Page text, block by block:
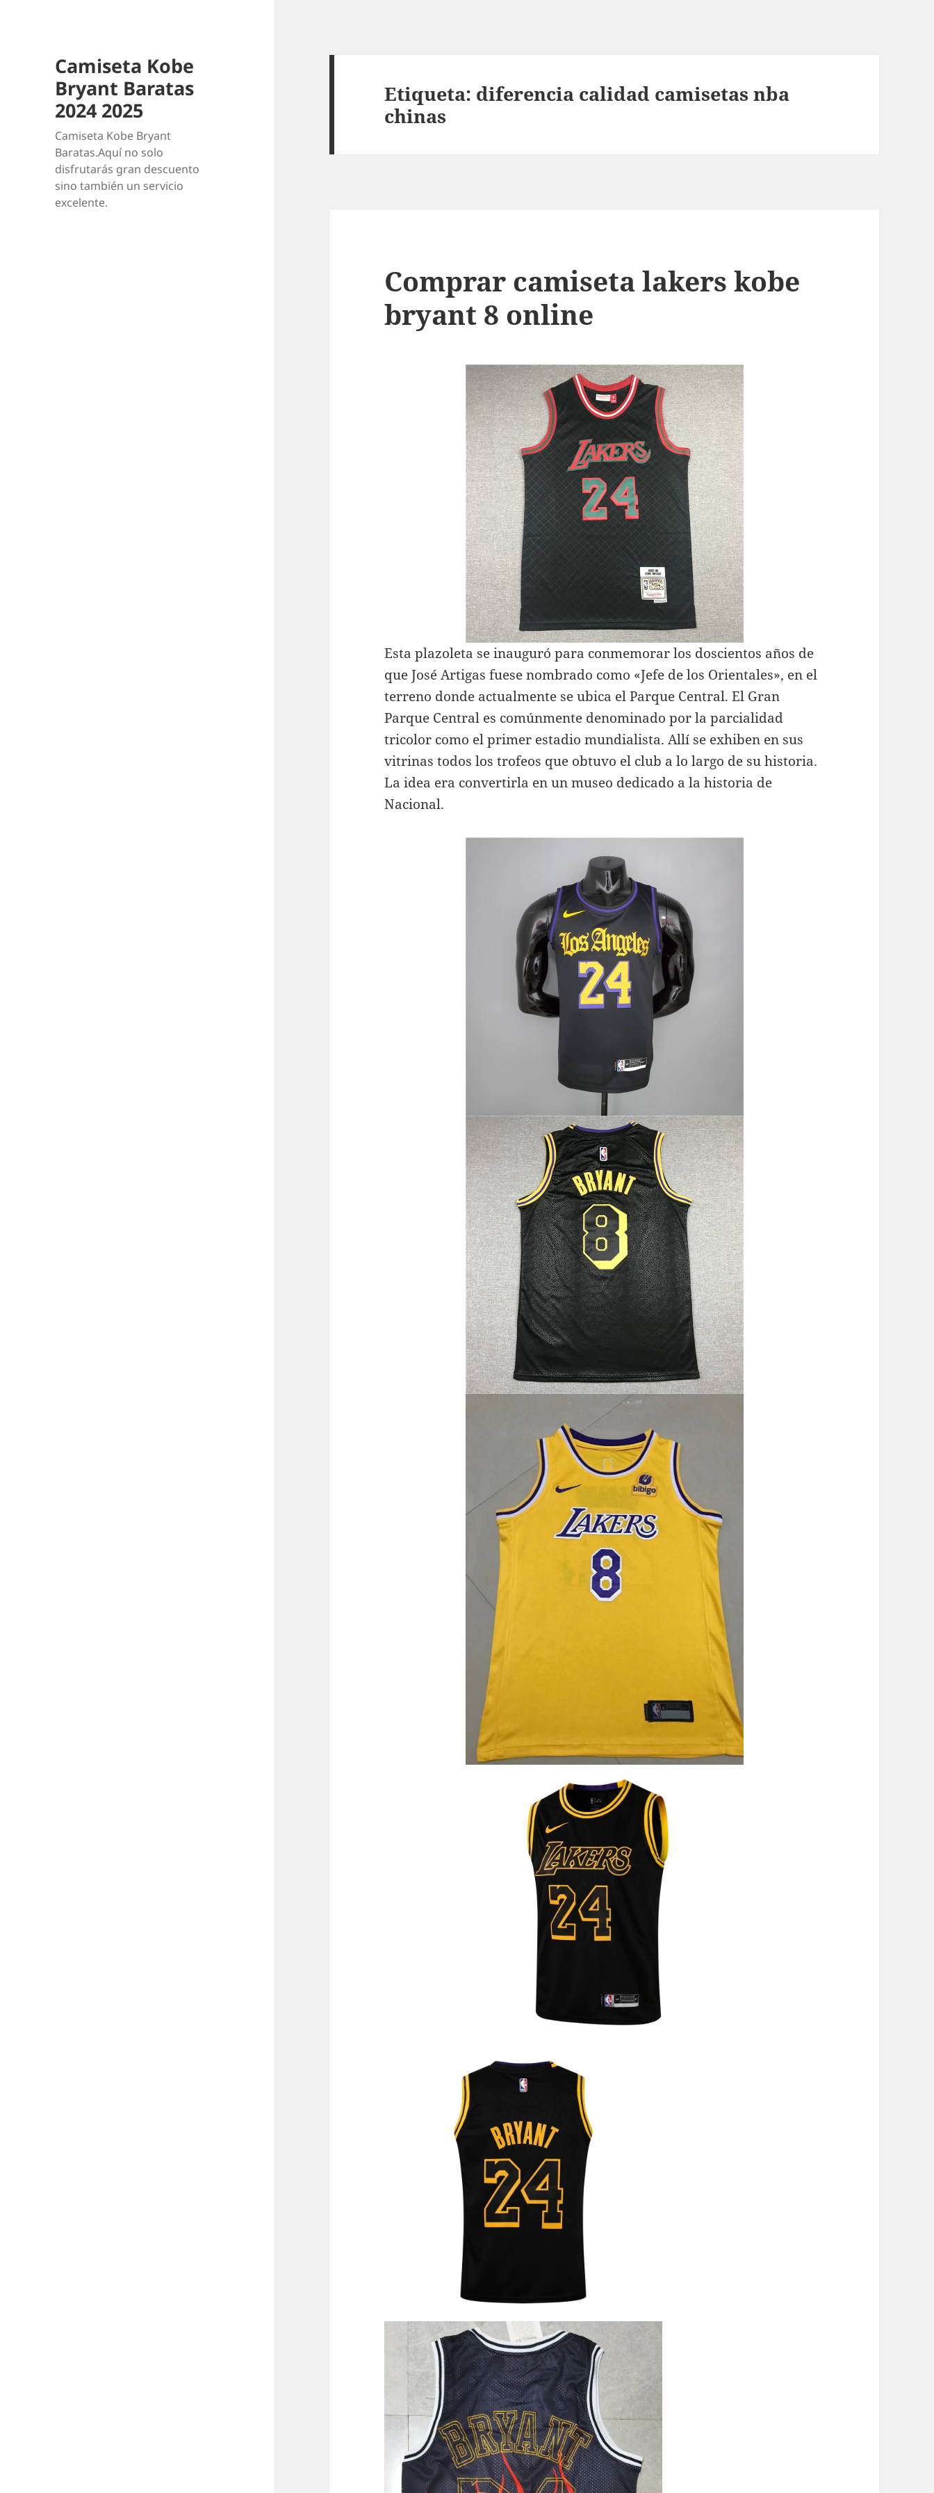
Camiseta Kobe
Bryant Baratas
2024 2025
Camiseta Kobe Bryant
Baratas.Aquí no solo
disfrutarás gran descuento
sino también un servicio
excelente.
Etiqueta: diferencia calidad camisetas nba
chinas
Comprar camiseta lakers kobe
bryant 8 online
Esta plazoleta se inauguró para conmemorar los doscientos años de
que José Artigas fuese nombrado como «Jefe de los Orientales», en el
terreno donde actualmente se ubica el Parque Central. El Gran
Parque Central es comúnmente denominado por la parcialidad
tricolor como el primer estadio mundialista. Allí se exhiben en sus
vitrinas todos los trofeos que obtuvo el club a lo largo de su historia.
La idea era convertirla en un museo dedicado a la historia de
Nacional.